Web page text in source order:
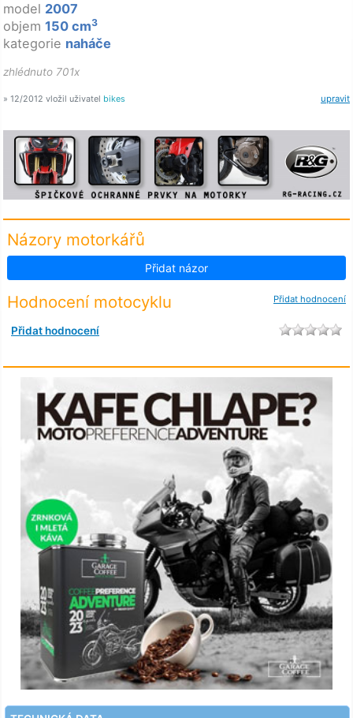
model 2007
objem 150 cm3
kategorie naháče
zhlédnuto 701x
upravit
» 12/2012 vložil uživatel bikes
Názory motorkářů
Přidat názor
Přidat hodnocení
Hodnocení motocyklu
Přidat hodnocení